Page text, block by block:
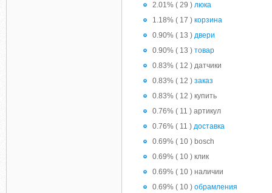
2.01% ( 29 ) люка
1.18% ( 17 ) корзина
0.90% ( 13 ) двери
0.90% ( 13 ) товар
0.83% ( 12 ) датчики
0.83% ( 12 ) заказ
0.83% ( 12 ) купить
0.76% ( 11 ) артикул
0.76% ( 11 ) доставка
0.69% ( 10 ) bosch
0.69% ( 10 ) клик
0.69% ( 10 ) наличии
0.69% ( 10 ) обрамления